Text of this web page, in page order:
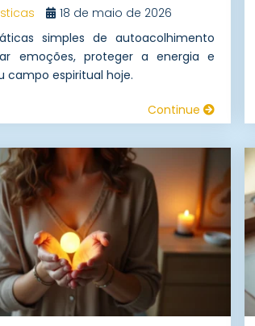
18 de maio de 2026
simples de autoacolhimento
emoções, proteger a energia e
campo espiritual hoje.
Continue